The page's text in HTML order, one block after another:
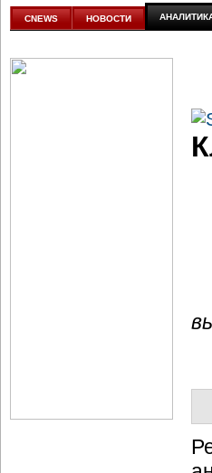
аналитике
CNEWS НОВОСТИ